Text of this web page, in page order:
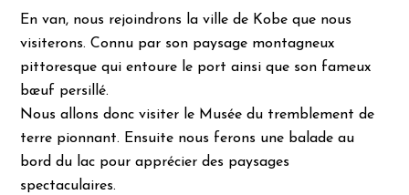
En van, nous rejoindrons la ville de Kobe que nous
visiterons. Connu par son paysage montagneux
pittoresque qui entoure le port ainsi que son fameux
bœuf persillé.
Nous allons donc visiter le Musée du tremblement de
terre pionnant. Ensuite nous ferons une balade au
bord du lac pour apprécier des paysages
spectaculaires.